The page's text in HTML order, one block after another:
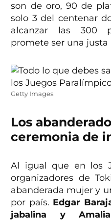
son de oro, 90 de
solo 3 del centenar
alcanzar las 300
promete ser una justa
Getty Images
Los
ceremonia de
Al igual que en los
organizadores de
abanderada mujer y
por país. Edgar
jabalina y